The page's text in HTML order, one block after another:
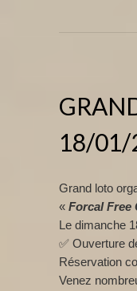
18/01/
Grand loto
« Forcal Free
Le dimanche
✅ Ouverture
Réservation
Venez